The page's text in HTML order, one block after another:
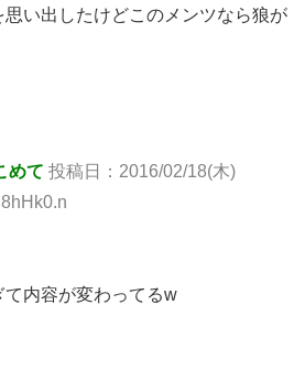
思い出したけどこのメンツなら狼が
めて 投稿日：2016/02/18(木)
内容が変わってるw